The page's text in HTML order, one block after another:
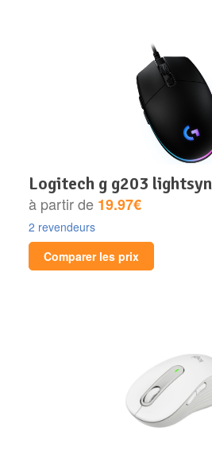
logitech g g203
à partir de 19.97€
2 revendeurs
Comparer les prix